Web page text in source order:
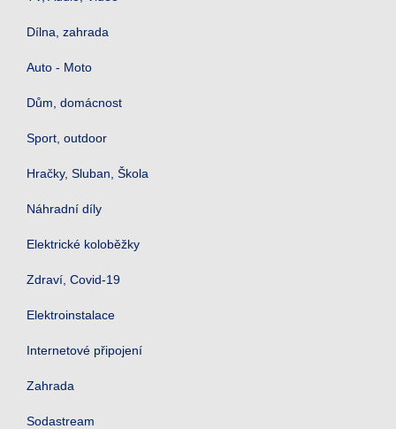
Dílna, zahrada
Auto - Moto
Dům, domácnost
Sport, outdoor
Hračky, Sluban, Škola
Náhradní díly
Elektrické koloběžky
Zdraví, Covid-19
Elektroinstalace
Internetové připojení
Zahrada
Sodastream